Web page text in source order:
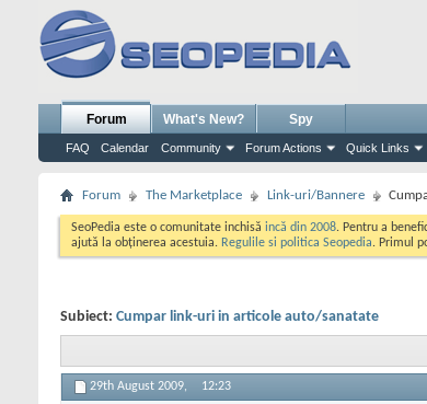
Forum
FAQ Calendar Community Forum Actions Quick Links
What's New? Spy
Forum The Marketplace Link-uri/Bannere
SeoPedia este o comunitate inchisă incă din 2008. Pentru a
ajută la obținerea acestuia. Regulile si politica Seopedia. Primul
Subiect: Cumpar link-uri in articole auto/sanatate
29th August 2009, 12:23